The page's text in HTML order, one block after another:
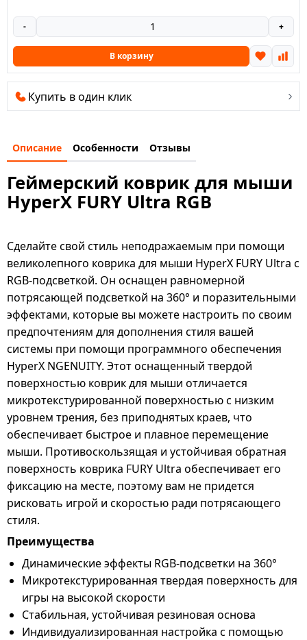
- +
В корзину
Купить в один клик
Описание Особенности Отзывы
Геймерский коврик для мыши
HyperX FURY Ultra RGB
Сделайте свой стиль неподражаемым при помощи
великолепного коврика для мыши HyperX FURY Ultra с
RGB-подсветкой. Он оснащен равномерной
потрясающей подсветкой на 360° и поразительными
эффектами, которые вы можете настроить по своим
предпочтениям для дополнения стиля вашей
системы при помощи программного обеспечения
HyperX NGENUITY. Этот оснащенный твердой
поверхностью коврик для мыши отличается
микротекстурированной поверхностью с низким
уровнем трения, без приподнятых краев, что
обеспечивает быстрое и плавное перемещение
мыши. Противоскользящая и устойчивая обратная
поверхность коврика FURY Ultra обеспечивает его
фиксацию на месте, поэтому вам не придется
рисковать игрой и скоростью ради потрясающего
стиля.
Преимущества
Динамические эффекты RGB-подсветки на 360°
Микротекстурированная твердая поверхность для
игры на высокой скорости
Стабильная, устойчивая резиновая основа
Индивидуализированная настройка с помощью